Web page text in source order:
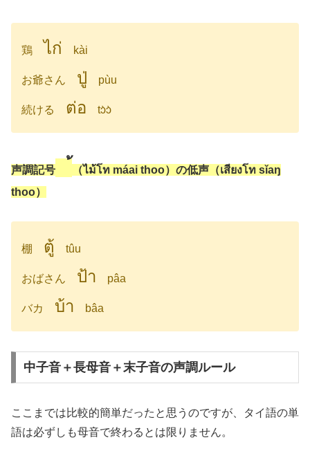
鶏 ไก่ kài
お爺さん ปู่ pùu
続ける ต่อ tɔ̀ɔ̀
声調記号
（ไม้โท máai thoo）の低声（เสียงโท sǐaŋ
thoo）
棚 ตู้ tûu
おばさん ป้า pâa
バカ บ้า bâa
中子音＋長母音＋末子音の声調ルール
ここまでは比較的簡単だったと思うのですが、タイ語の単
語は必ずしも母音で終わるとは限りません。